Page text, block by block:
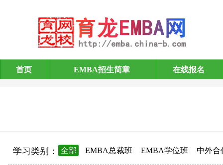
EMBA招生简章
首页 EMBA招生简章 在线报名
学习类别： 全部 EMBA总裁班 EMBA学位班 中外合